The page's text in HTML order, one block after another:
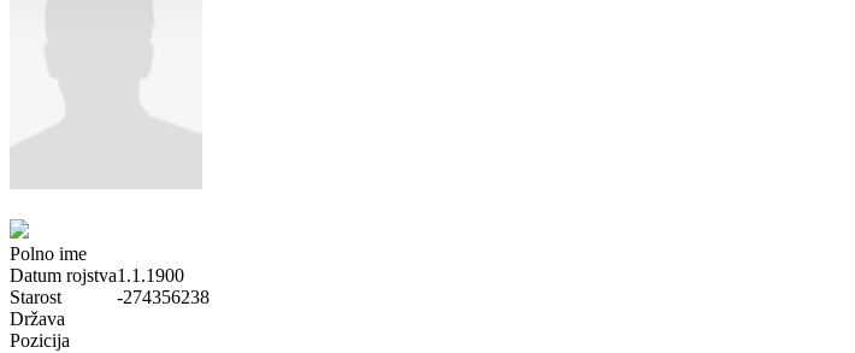
Polno ime
Datum rojstva1.1.1900
Starost
-274356238
Država
Pozicija